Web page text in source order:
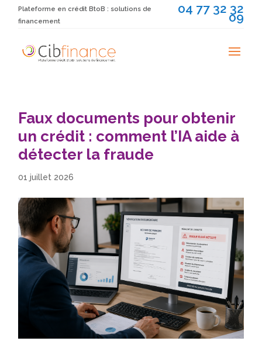
Plateforme en crédit BtoB : solutions de
financement
04 77 32 32
09
Faux documents pour obtenir
un crédit : comment l’IA aide à
détecter la fraude
01 juillet 2026